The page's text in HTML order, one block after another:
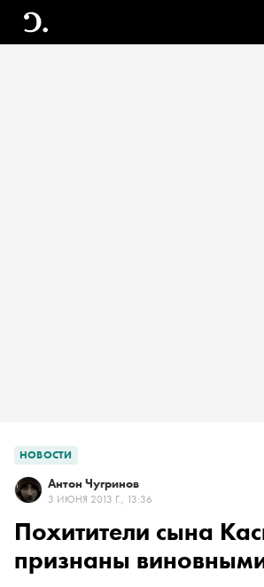
НОВОСТИ
Антон Чугринов
3 ИЮНЯ 2013 Г., 13:36
Похитители сына
признаны